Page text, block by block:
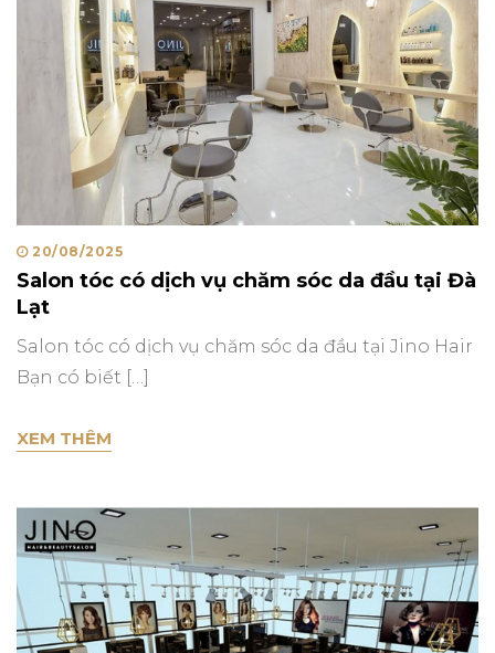
Posted
on
20/08/2025
Salon tóc có dịch vụ chăm sóc da đầu tại Đà
Lạt
Salon tóc có dịch vụ chăm sóc da đầu tại Jino Hair
Bạn có biết […]
XEM THÊM